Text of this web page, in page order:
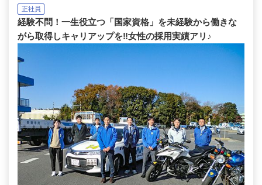
正社員
経験不問！一生役立つ「国家資格」を未経験から働きな
がら取得しキャリアップを‼女性の採用実績アリ♪